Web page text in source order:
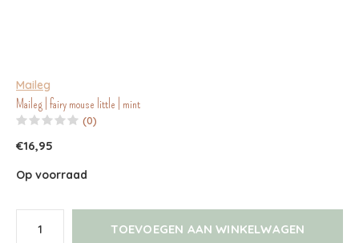
Maileg
Maileg | fairy mouse little | mint
(0)
€16,95
Op voorraad
TOEVOEGEN AAN WINKELWAGEN